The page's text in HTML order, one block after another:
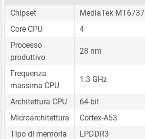
Chipset
MediaTek MT6737
Core CPU
4
Processo
produttivo
28 nm
Frequenza
massima CPU
1.3 GHz
Architettura CPU
64-bit
Microarchitettura
Cortex-A53
Tipo di memoria
LPDDR3